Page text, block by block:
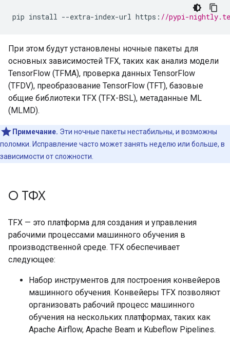
pip install --extra-index-url https : //pypi-
При этом будут установлены ночные пакеты для
основных зависимостей TFX, таких как анализ модели
TensorFlow (TFMA), проверка данных TensorFlow
(TFDV), преобразование TensorFlow (TFT), базовые
общие библиотеки TFX (TFX-BSL), метаданные ML
(MLMD).
Примечание. Эти ночные пакеты нестабильны, и возможны
поломки. Исправление часто может занять неделю или больше, в
зависимости от сложности.
О ТФХ
TFX — это платформа для создания и управления
рабочими процессами машинного обучения в
производственной среде. TFX обеспечивает
следующее:
Набор инструментов для построения конвейеров
машинного обучения. Конвейеры TFX позволяют
организовать рабочий процесс машинного
обучения на нескольких платформах, таких как
Apache Airflow, Apache Beam и Kubeflow Pipelines.